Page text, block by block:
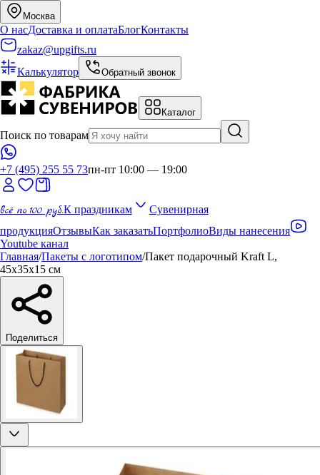
Москва
О насДоставка и оплатаБлогКонтакты
zakaz@upgifts.ru
Калькулятор
Обратный звонок
Каталог
Поиск по товарам
+7 (495) 255 55 73пн-пт 10:00 — 19:00
всё по 100 руб.К праздникам
Сувенирная
продукцияОтзывыКак заказатьПортфолиоВиды нанесения
Youtube канал
Главная/Пакеты с логотипом/Пакет подарочный Kraft L,
45x35x15 см
Поделиться